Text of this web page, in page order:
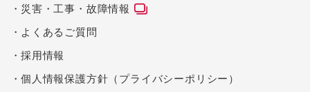
災害・工事・故障情報
よくあるご質問
採用情報
個人情報保護方針（プライバシーポリシー）